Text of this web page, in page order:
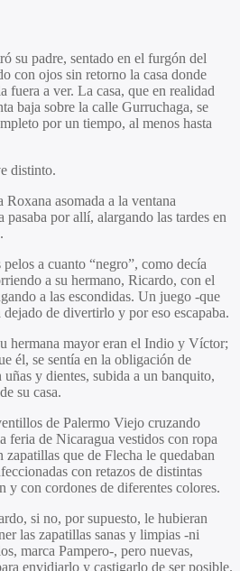
su padre, sentado en el furgón del
con ojos sin retorno la casa donde
fuera a ver. La casa, que en realidad
baja sobre la calle Gurruchaga, se
por un tiempo, al menos hasta
distinto.
Roxana asomada a la ventana
por allí, alargando las tardes en
a cuanto “negro”, como decía
a su hermano, Ricardo, con el
a las escondidas. Un juego -que
de divertirlo y por eso escapaba.
hermana mayor eran el Indio y Víctor;
él, se sentía en la obligación de
y dientes, subida a un banquito,
su casa.
de Palermo Viejo cruzando
feria de Nicaragua vestidos con ropa
zapatillas que de Flecha le quedaban
con retazos de distintas
y con cordones de diferentes colores.
si no, por supuesto, le hubieran
las zapatillas sanas y limpias -ni
marca Pampero-, pero nuevas,
envidiarlo y castigarlo de ser posible.